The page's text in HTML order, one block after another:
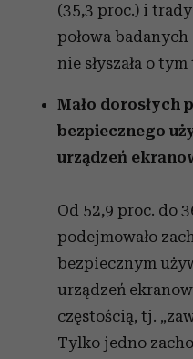
(35,3 proc.) i
połowa
nie słyszała o
Mało dorosłych
bezpiecznego
urządzeń
Od 52,9 proc. do
podejmowało
bezpiecznym
urządzeń
częstością, tj.
Tylko jedno